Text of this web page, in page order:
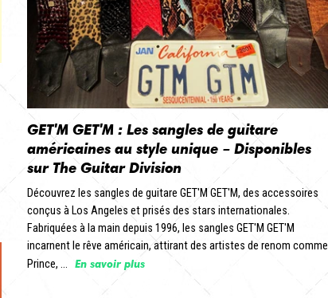
GET'M GET'M : Les sangles de guitare
américaines au style unique – Disponibles
sur The Guitar Division
Découvrez les sangles de guitare GET'M GET'M, des accessoires
conçus à Los Angeles et prisés des stars internationales.
Fabriquées à la main depuis 1996, les sangles GET'M GET'M
incarnent le rêve américain, attirant des artistes de renom comme
Prince, ... En savoir plus